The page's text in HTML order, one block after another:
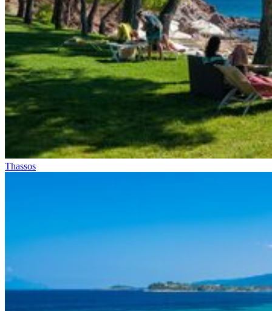
Thassos